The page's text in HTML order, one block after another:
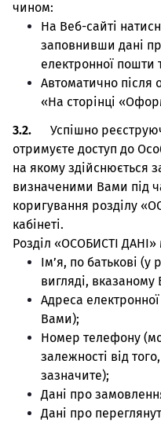
чином:
На Веб-сайті
заповнивши дані
електронної пошти
Автоматично
«На сторінці
3.2.
Успішно
отримуєте доступ до
на якому здійснюється
визначеними Вами під
коригування розділу
кабінеті.
Розділ «ОСОБИСТІ ДАНІ»
Ім’я, по батькові
вигляді, вказаному
Адреса
Вами);
Номер телефону
залежності від
зазначите);
Дані про
Дані про